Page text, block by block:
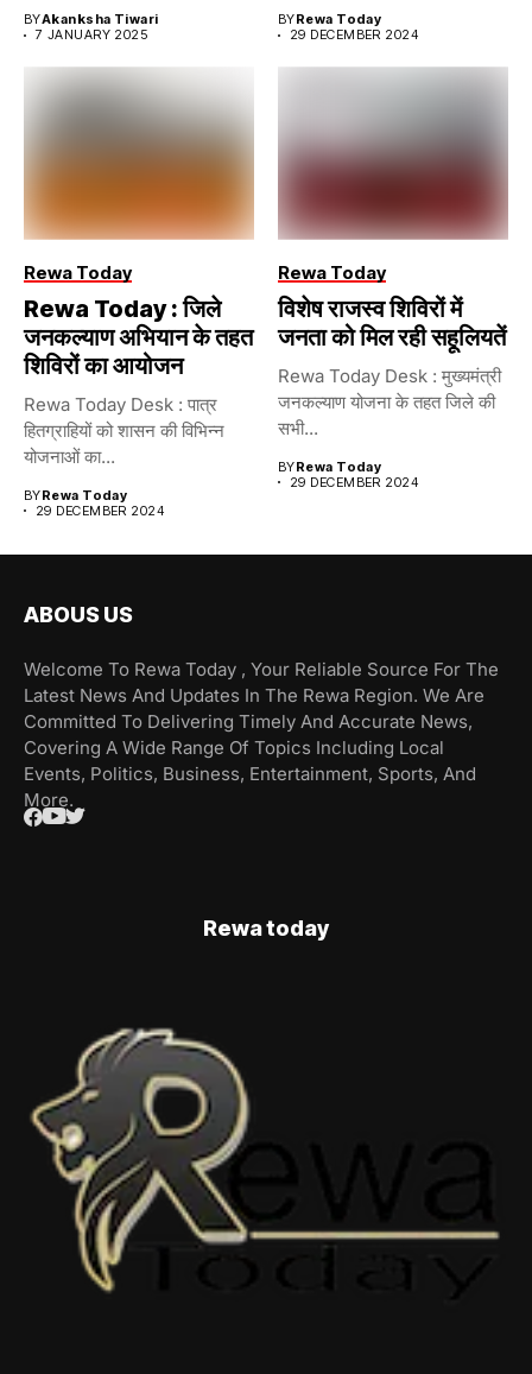
BYAkanksha Tiwari
7 JANUARY 2025
BYRewa Today
29 DECEMBER 2024
Rewa Today
Rewa Today : जिले
जनकल्याण अभियान के तहत
शिविरों का आयोजन
Rewa Today Desk : पात्र
हितग्राहियों को शासन की विभिन्न
योजनाओं का...
BYRewa Today
29 DECEMBER 2024
Rewa Today
विशेष राजस्व शिविरों में
जनता को मिल रही सहूलियतें
Rewa Today Desk : मुख्यमंत्री
जनकल्याण योजना के तहत जिले की
सभी...
BYRewa Today
29 DECEMBER 2024
ABOUS US
Welcome To Rewa Today , Your Reliable Source For The
Latest News And Updates In The Rewa Region. We Are
Committed To Delivering Timely And Accurate News,
Covering A Wide Range Of Topics Including Local
Events, Politics, Business, Entertainment, Sports, And
More.
Rewa today